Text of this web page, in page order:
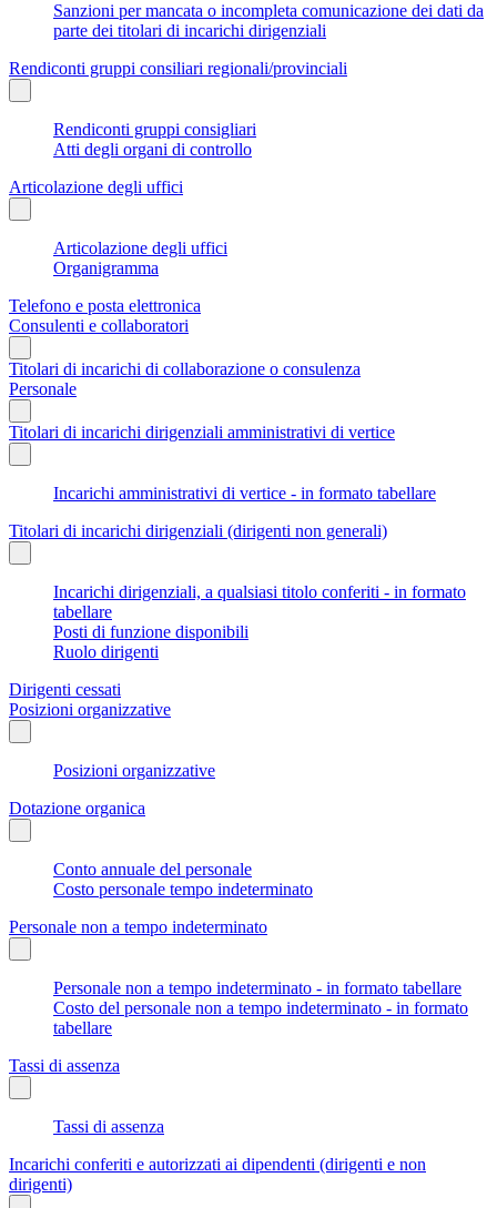
Sanzioni per mancata o incompleta comunicazione dei dati da
parte dei titolari di incarichi dirigenziali
Rendiconti gruppi consiliari regionali/provinciali
Rendiconti gruppi consigliari
Atti degli organi di controllo
Articolazione degli uffici
Articolazione degli uffici
Organigramma
Telefono e posta elettronica
Consulenti e collaboratori
Titolari di incarichi di collaborazione o consulenza
Personale
Titolari di incarichi dirigenziali amministrativi di vertice
Incarichi amministrativi di vertice - in formato tabellare
Titolari di incarichi dirigenziali (dirigenti non generali)
Incarichi dirigenziali, a qualsiasi titolo conferiti - in formato
tabellare
Posti di funzione disponibili
Ruolo dirigenti
Dirigenti cessati
Posizioni organizzative
Posizioni organizzative
Dotazione organica
Conto annuale del personale
Costo personale tempo indeterminato
Personale non a tempo indeterminato
Personale non a tempo indeterminato - in formato tabellare
Costo del personale non a tempo indeterminato - in formato
tabellare
Tassi di assenza
Tassi di assenza
Incarichi conferiti e autorizzati ai dipendenti (dirigenti e non
dirigenti)